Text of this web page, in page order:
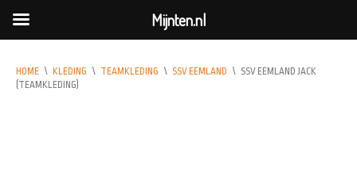
HOME \ KLEDING \ TEAMKLEDING \ SSV EEMLAND \ SSV EEMLAND JACK
(TEAMKLEDING)
Mijnten.nl